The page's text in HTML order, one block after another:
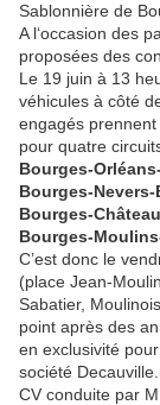
Sablonnière de
A l‘occasion des
proposées des
Le 19 juin à 13
véhicules à côté
engagés
pour quatre
Bourges-
Bourges-
Bourges-
Bourges-
C’est donc le
(place Jean-
Sabatier,
point après des
en exclusivité
société
CV conduite par